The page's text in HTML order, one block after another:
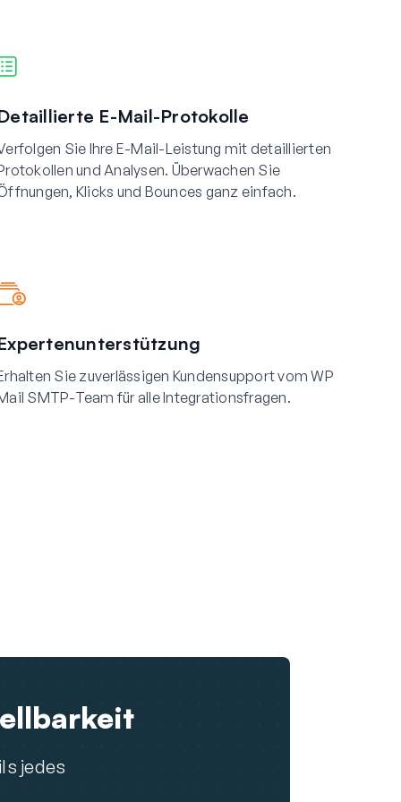
E-Mail-Protokolle
Sie Ihre E-Mail-Leistung mit detaillierten
und Analysen. Überwachen Sie
Klicks und Bounces ganz einfach.
Sie zuverlässigen Kundensupport vom WP
SMTP-Team für alle Integrationsfragen.
jedes